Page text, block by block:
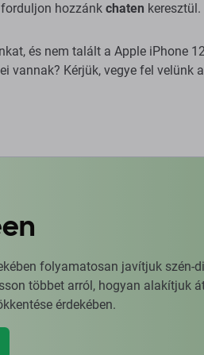
hozzánk chaten keresztül.
és nem talált a Apple iPhone
vannak? Kérjük, vegye fel velünk
folyamatosan javítjuk szén-
többet arról, hogyan alakítjuk
érdekében.